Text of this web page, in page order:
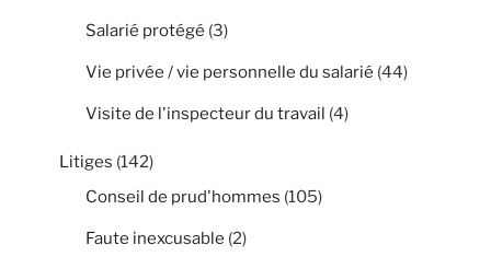
Salarié protégé (3)
Vie privée / vie personnelle du salarié (44)
Visite de l'inspecteur du travail (4)
Litiges (142)
Conseil de prud'hommes (105)
Faute inexcusable (2)